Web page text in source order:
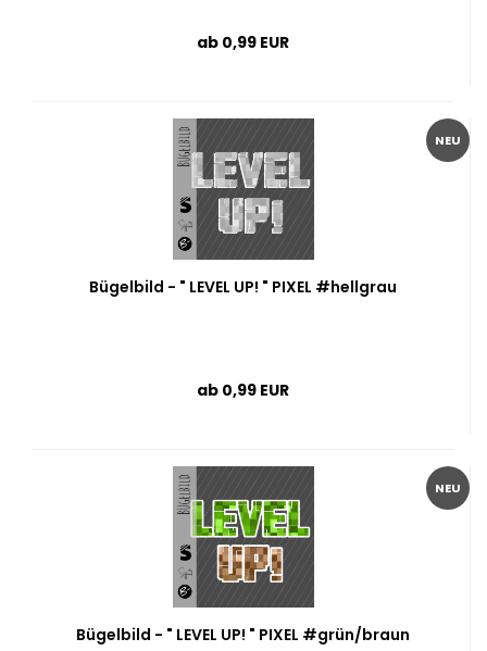
ab 0,99 EUR
NEU
Bügelbild - " LEVEL UP! " PIXEL #hellgrau
ab 0,99 EUR
NEU
Bügelbild - " LEVEL UP! " PIXEL #grün/braun